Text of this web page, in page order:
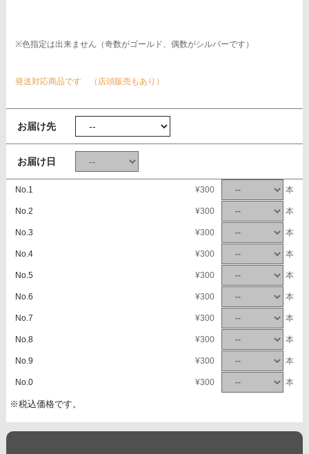
※色指定は出来ません（奇数がゴールド、偶数がシルバーです）
発送対応商品です （店頭販売もあり）
お届け先
お届け日
No.1 ¥300 本
No.2 ¥300 本
No.3 ¥300 本
No.4 ¥300 本
No.5 ¥300 本
No.6 ¥300 本
No.7 ¥300 本
No.8 ¥300 本
No.9 ¥300 本
No.0 ¥300 本
※税込価格です。